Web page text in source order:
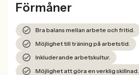
Förmåner
Bra balans mellan arbete och fritid.
Möjlighet till träning på arbetstid.
Inkluderande arbetskultur.
Möjlighet att göra en verklig skillnad.